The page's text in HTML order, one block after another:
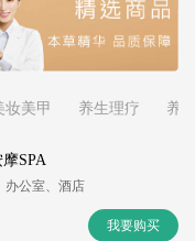
妆美甲 养生理疗 养
SPA
办公室、酒店
我要购买